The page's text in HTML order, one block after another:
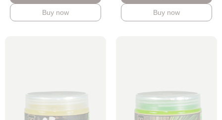
Buy now Buy now